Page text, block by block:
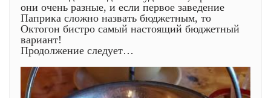
они очень разные, и если первое заведение
Паприка сложно назвать бюджетным, то
Октогон бистро самый настоящий бюджетный
вариант!
Продолжение следует…